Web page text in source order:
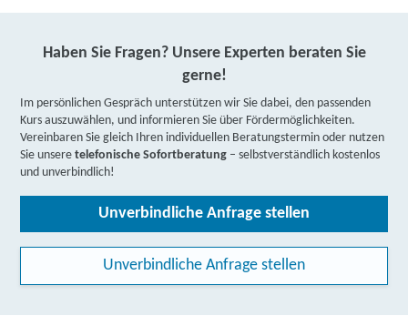
Haben Sie Fragen? Unsere Experten beraten Sie
gerne!
Im persönlichen Gespräch unterstützen wir Sie dabei, den passenden
Kurs auszuwählen, und informieren Sie über Fördermöglichkeiten.
Vereinbaren Sie gleich Ihren individuellen Beratungstermin oder nutzen
Sie unseretelefonische Sofortberatung – selbstverständlich kostenlos
und unverbindlich!
Unverbindliche Anfrage stellen
Unverbindliche Anfrage stellen